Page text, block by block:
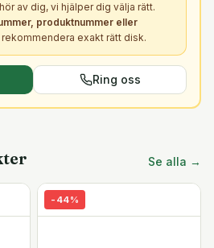
av dig, vi hjälper dig välja rätt.
produktnummer eller
rekommendera exakt rätt disk.
Ring oss
Se alla →
- 44%